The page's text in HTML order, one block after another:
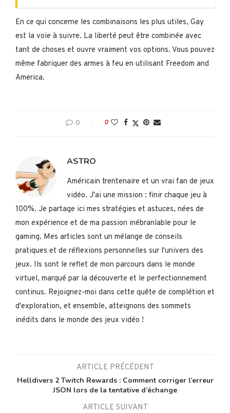
En ce qui concerne les combinaisons les plus utiles, Gay
est la voie à suivre. La liberté peut être combinée avec
tant de choses et ouvre vraiment vos options. Vous pouvez
même fabriquer des armes à feu en utilisant Freedom and
America.
0 0
ASTRO
Américain trentenaire et un vrai fan de jeux
vidéo. J'ai une mission : finir chaque jeu à
100%. Je partage ici mes stratégies et astuces, nées de
mon expérience et de ma passion inébranlable pour le
gaming. Mes articles sont un mélange de conseils
pratiques et de réflexions personnelles sur l'univers des
jeux. Ils sont le reflet de mon parcours dans le monde
virtuel, marqué par la découverte et le perfectionnement
continus. Rejoignez-moi dans cette quête de complétion et
d'exploration, et ensemble, atteignons des sommets
inédits dans le monde des jeux vidéo !
ARTICLE PRÉCÉDENT
Helldivers 2 Twitch Rewards : Comment corriger l’erreur
JSON lors de la tentative d’échange
ARTICLE SUIVANT